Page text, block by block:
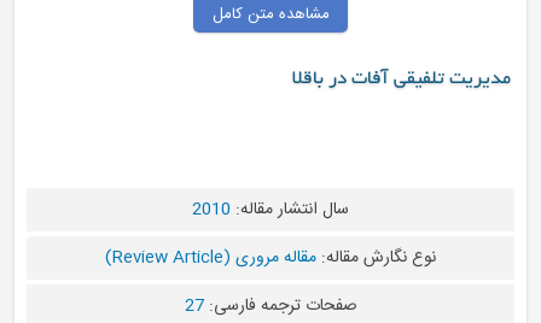
مشاهده متن کامل
تلفیقی آفات در باقلا
سال انتشار مقاله:2010
نوع نگارش مقاله:مقاله مروری (Review Article)
صفحات ترجمه فارسی:27